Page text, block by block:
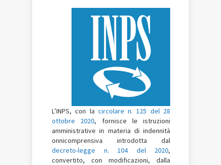
L’INPS, con la circolare n. 125 del 28
ottobre 2020, fornisce le istruzioni
amministrative in materia di indennità
onnicomprensiva introdotta dal
decreto-legge n. 104 del 2020,
convertito, con modificazioni, dalla